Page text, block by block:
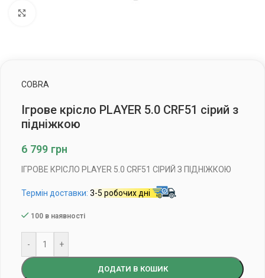
COBRA
Ігрове крісло PLAYER 5.0 CRF51 сірий з
підніжкою
6 799 грн
ІГРОВЕ КРІСЛО PLAYER 5.0 CRF51 СІРИЙ З ПІДНІЖКОЮ
Термін доставки: 3-5 робочих дні
100 в наявності
- +
ДОДАТИ В КОШИК